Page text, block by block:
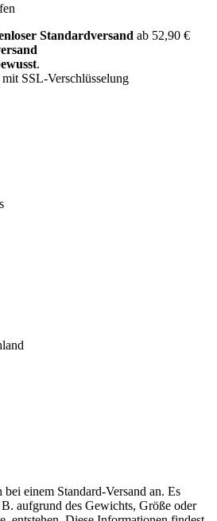
Standardversand ab 52,90 €
.
mit SSL-Verschlüsselung
einem Standard-Versand an. Es
aufgrund des Gewichts, Größe oder